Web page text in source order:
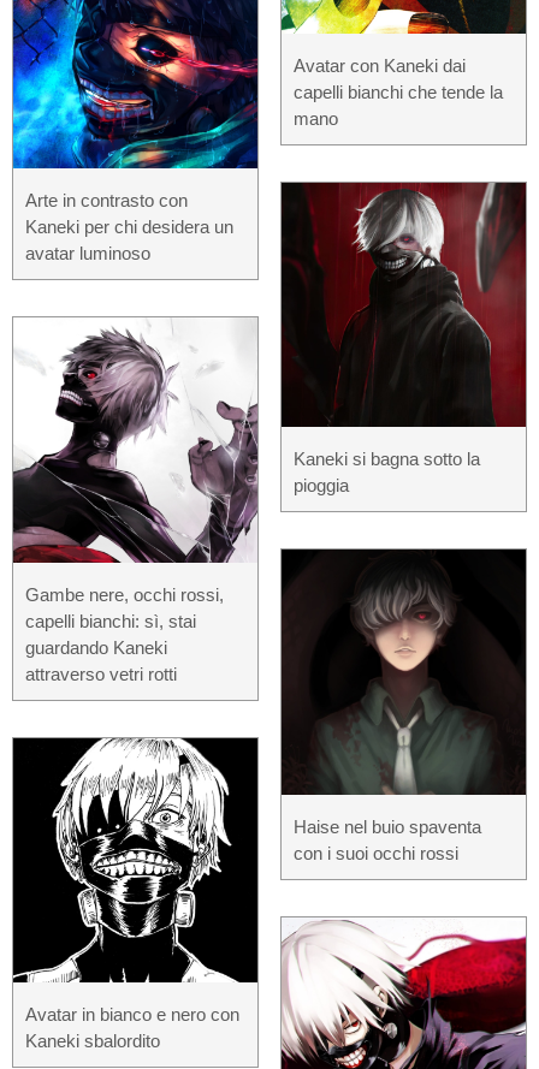
Arte in contrasto con
Kaneki per chi desidera un
avatar luminoso
Gambe nere, occhi rossi,
capelli bianchi: sì, stai
guardando Kaneki
attraverso vetri rotti
Avatar in bianco e nero con
Kaneki sbalordito
Avatar con Kaneki dai
capelli bianchi che tende la
mano
Kaneki si bagna sotto la
pioggia
Haise nel buio spaventa
con i suoi occhi rossi